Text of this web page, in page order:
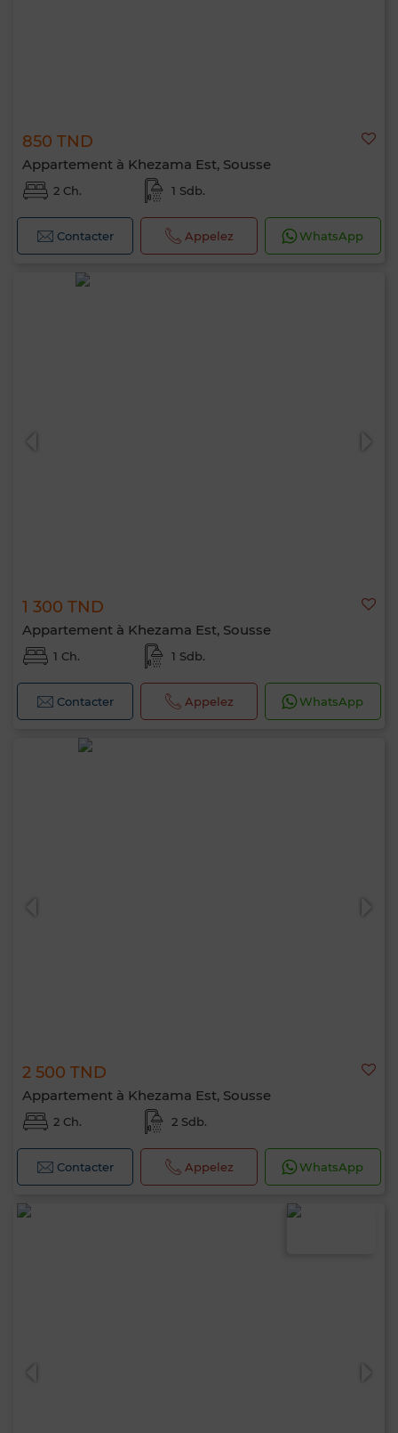
850 TND
Appartement à Khezama Est, Sousse
2 Ch. 1 Sdb.
Contacter Appelez WhatsApp
1 300 TND
Appartement à Khezama Est, Sousse
1 Ch. 1 Sdb.
Contacter Appelez WhatsApp
2 500 TND
Appartement à Khezama Est, Sousse
2 Ch. 2 Sdb.
Contacter Appelez WhatsApp